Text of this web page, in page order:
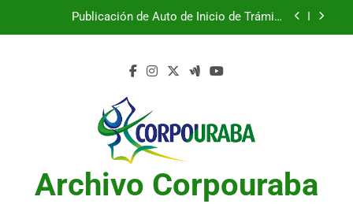
Publicación de Auto de Inicio de Trámite
Notificación por aviso
Publicación de Auto de Inicio de Trámite
Publicación de Auto de Inicio de Trámite
Archivo Corpouraba